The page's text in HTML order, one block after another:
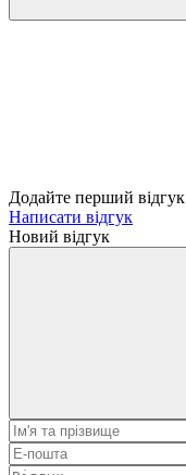
Додайте перший відгук
Написати відгук
Новий відгук